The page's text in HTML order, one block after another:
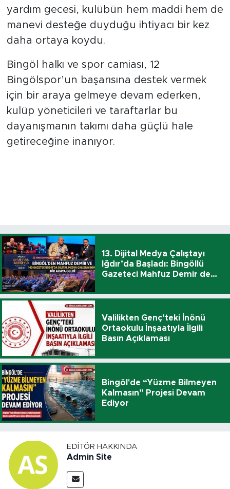
yardım gecesi, kulübün hem maddi hem de
manevi desteğe duyduğu ihtiyacı bir kez
daha ortaya koydu.
Bingöl halkı ve spor camiası, 12
Bingölspor’un başarısına destek vermek
için bir araya gelmeye devam ederken,
kulüp yöneticileri ve taraftarlar bu
dayanışmanın takımı daha güçlü hale
getireceğine inanıyor.
13. Dijital Medya Çalıştayı
Iğdır’da Başladı: Bingöllü
Gazeteci Mahfuz Demir de
Valilikten Genç’teki İnönü
Ortaokulu İnşaatıyla İlgili
Basın Açıklaması
Bingöl'de “Yüzme Bilmeyen
Kalmasın” Projesi Devam
Ediyor
EDITÖR HAKKINDA
Admin Site